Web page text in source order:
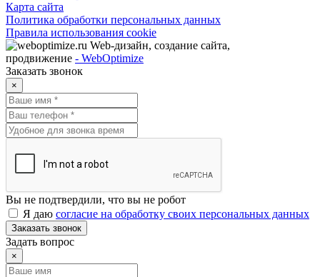
Карта сайта
Политика обработки персональных данных
Правила использования cookie
Web-дизайн, создание сайта,
продвижение - WebOptimize
Заказать звонок
×
Вы не подтвердили, что вы не робот
Я даю согласие на обработку своих персональных данных
Заказать звонок
Задать вопрос
×